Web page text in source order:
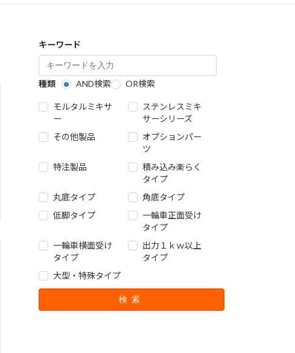
キーワード
種類 AND検索 OR検索
モルタルミキサ
ー
ステンレスミキ
サーシリーズ
その他製品
オプションパー
ツ
特注製品
積み込み楽らく
タイプ
丸底タイプ
角底タイプ
低脚タイプ
一輪車正面受け
タイプ
一輪車横面受け
タイプ
出力１ｋｗ以上
タイプ
大型・特殊タイプ
検索